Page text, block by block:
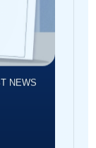
NEWS